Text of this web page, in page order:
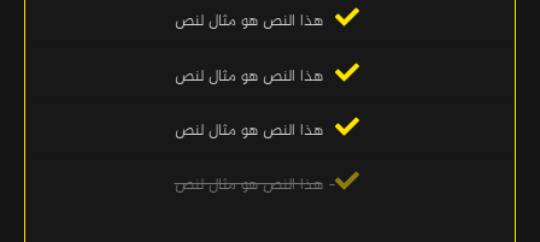
هذا النص هو مثال لنص
هذا النص هو مثال لنص
هذا النص هو مثال لنص
هذا النص هو مثال لنص